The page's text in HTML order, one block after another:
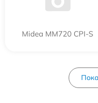
Midea MM720 CPI-S